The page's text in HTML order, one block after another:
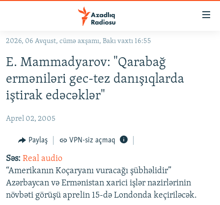
Əsas
qayıt
Əsas
naviqasiyaya
qayıt
keç
KORRUPSIOMETR
#ƏSLINDƏ
FƏRQƏ BAX
QANUNI DOĞRU
ARAŞDIRMA
MULTIMEDIA
VIDEO
RADIO ARXIV
2026, 06 Avqust, cümə axşamı, Bakı vaxtı 16:55
E. Mammadyarov: "Qarabağ
erməniləri gec-tez danışıqlarda
iştirak edəcəklər"
Aprel 02, 2005
Paylaş VPN-siz açmaq
Səs: Real audio
“Amerikanın Koçaryanı vuracağı şübhəlidir”
Azərbaycan və Ermənistan xarici işlər nazirlərinin
növbəti görüşü aprelin 15-də Londonda keçiriləcək.